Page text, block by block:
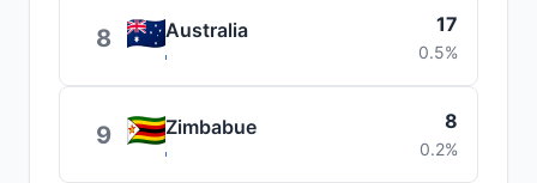
8 Australia 17
0.5%
9 Zimbabue 8
0.2%